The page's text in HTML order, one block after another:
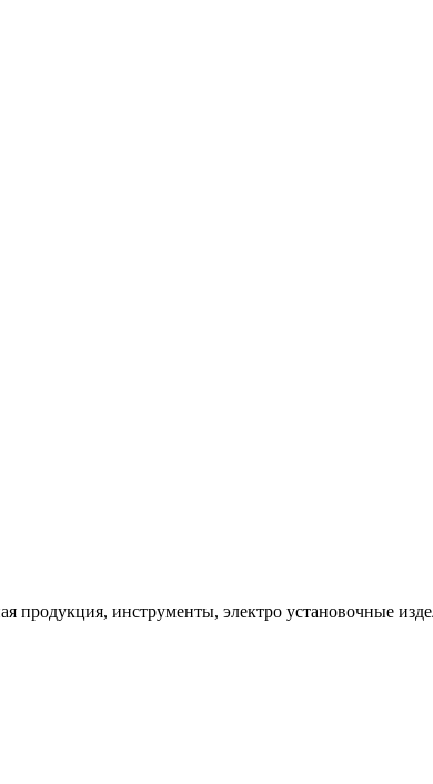
продукция, инструменты, электро установочные